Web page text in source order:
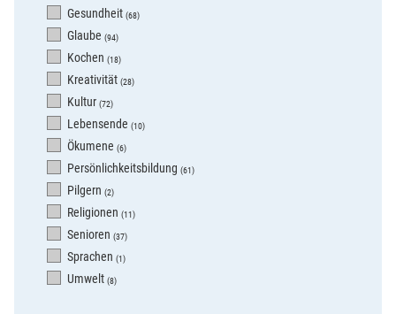
Gesundheit (68)
Glaube (94)
Kochen (18)
Kreativität (28)
Kultur (72)
Lebensende (10)
Ökumene (6)
Persönlichkeitsbildung (61)
Pilgern (2)
Religionen (11)
Senioren (37)
Sprachen (1)
Umwelt (8)